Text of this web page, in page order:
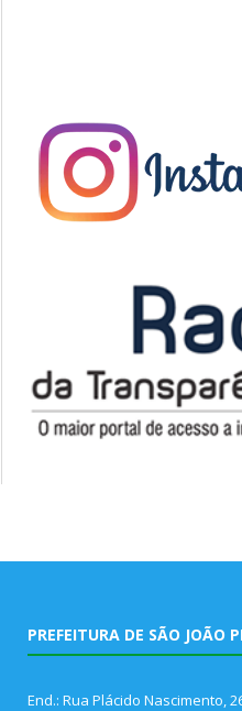
PREFEITURA DE SÃO JOÃO
End.: Rua Plácido Nascimento,